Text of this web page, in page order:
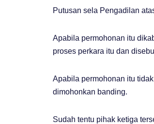
Putusan sela Pengadilan
Apabila permohonan itu
proses perkara itu dan
Apabila permohonan itu
dimohonkan banding.
Sudah tentu pihak ketiga